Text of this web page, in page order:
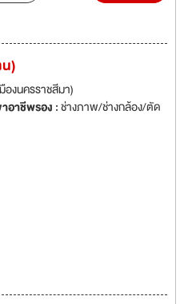
)
องนครราชสีมา)
อาชีพรอง :ช่างภาพ/ช่างกล้อง/ตัด